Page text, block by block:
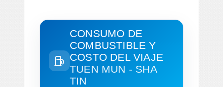
CONSUMO DE
COMBUSTIBLE Y
COSTO DEL VIAJE
TUEN MUN - SHA
TIN